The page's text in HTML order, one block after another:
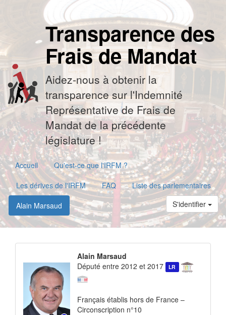
Transparence des
Frais de Mandat
Aidez-nous à obtenir la
transparence sur l'Indemnité
Représentative de Frais de
Mandat de la précédente
législature !
Accueil
Qu'est-ce que l'IRFM ?
Les dérives de l'IRFM
FAQ
Liste des parlementaires
Alain Marsaud
S'identifier
Alain Marsaud
Député entre 2012 et 2017
LR
Français établis hors de France –
Circonscription n°10